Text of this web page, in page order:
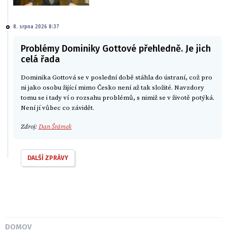
8. srpna 2026 8:37
Problémy Dominiky Gottové přehledně. Je jich
celá řada
Dominika Gottová se v poslední době stáhla do ústraní, což pro
ni jako osobu žijící mimo Česko není až tak složité. Navzdory
tomu se i tady ví o rozsahu problémů, s nimiž se v životě potýká.
Není jí vůbec co závidět.
Zdroj:Dan Šrámek
DALŠÍ ZPRÁVY
DOMOV